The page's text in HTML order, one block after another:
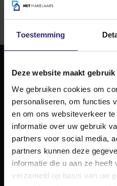
Toestemming
Deze website maakt
We gebruiken cookies om
personaliseren, om functies
en om ons websiteverkeer
informatie over uw gebruik
partners voor social media,
partners kunnen deze
informatie die u aan ze
verzameld op basis van uw
023 303 54 44
NET Makelaars
NET Makelaars is een
decennialange ervaring in
van de huizenmarkt in
Volg ons op
Diensten